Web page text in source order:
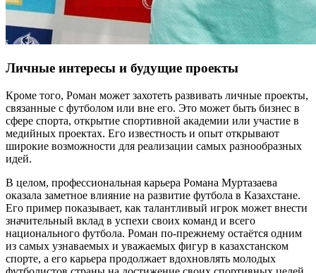
Личные интересы и будущие проекты
Кроме того, Роман может захотеть развивать личные проекты,
связанные с футболом или вне его. Это может быть бизнес в
сфере спорта, открытие спортивной академии или участие в
медийных проектах. Его известность и опыт открывают
широкие возможности для реализации самых разнообразных
идей.
В целом, профессиональная карьера Романа Муртазаева
оказала заметное влияние на развитие футбола в Казахстане.
Его пример показывает, как талантливый игрок может внести
значительный вклад в успехи своих команд и всего
национального футбола. Роман по-прежнему остаётся одним
из самых узнаваемых и уважаемых фигур в казахстанском
спорте, а его карьера продолжает вдохновлять молодых